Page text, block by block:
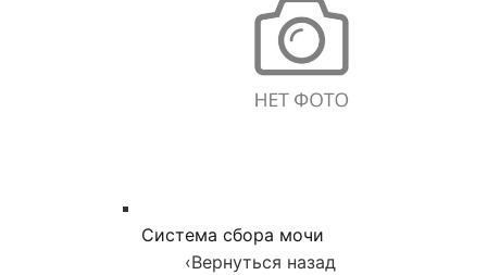
Система сбора мочи
‹Вернуться назад